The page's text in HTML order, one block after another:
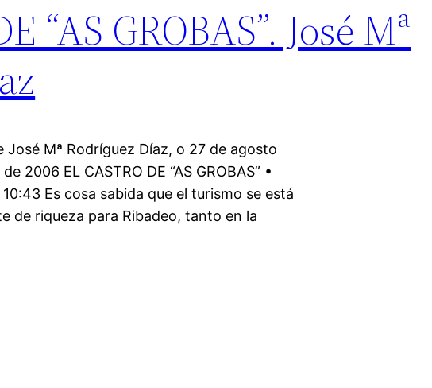
“AS GROBAS”. José Mª
Mª Rodríguez Díaz, o 27 de agosto
2006 EL CASTRO DE “AS GROBAS” •
Es cosa sabida que el turismo se está
de riqueza para Ribadeo, tanto en la